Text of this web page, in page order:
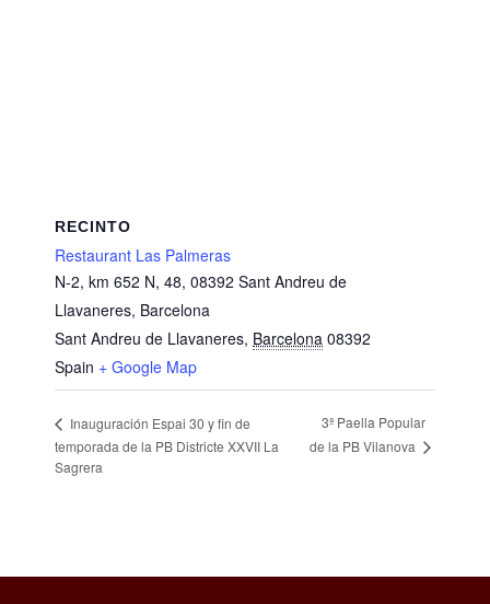
RECINTO
Restaurant Las Palmeras
N-2, km 652 N, 48, 08392 Sant Andreu de
Llavaneres, Barcelona
Sant Andreu de Llavaneres, Barcelona 08392
Spain + Google Map
Inauguración Espai 30 y fin de
temporada de la PB Districte XXVII La
Sagrera
3ª Paella Popular
de la PB Vilanova